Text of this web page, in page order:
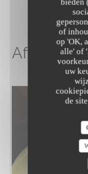
of
op 'OK,
alle' of
uw
de
The